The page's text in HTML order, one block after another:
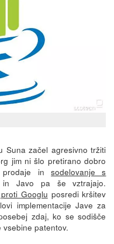
Suna začel agresivno tržiti
jim ni šlo pretirano dobro
prodaje insodelovanje s
in Javo pa še vztrajajo.
Googlu posredi kršitev
implementacije Jave za
zdaj, ko se sodišče
patentov.